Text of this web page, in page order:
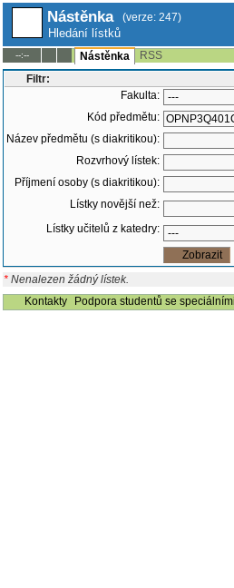
Nástěnka (verze: 247)
Hledání lístků
--:-- Nástěnka
RSS
Filtr:
Fakulta:
Kód předmětu:
Název předmětu (s diakritikou):
Rozvrhový lístek:
Příjmení osoby (s diakritikou):
Lístky novější než:
Lístky učitelů z katedry:
* Nenalezen žádný lístek.
Kontakty
Podpora studentů se